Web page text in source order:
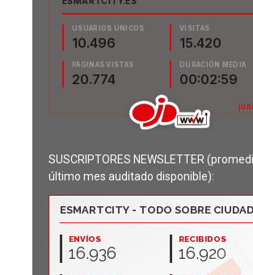
SUSCRIPTORES NEWSLETTER
último mes auditado disponible):